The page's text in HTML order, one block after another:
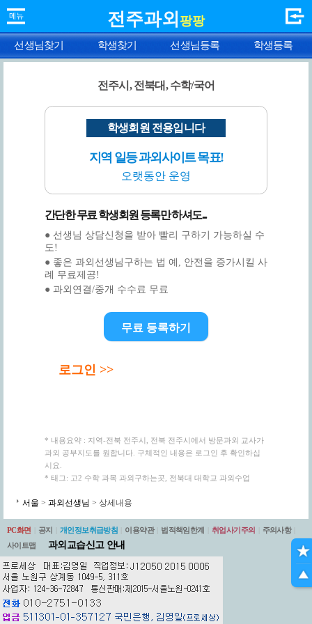
전주과외 팡팡
선생님찾기 학생찾기 선생님등록 학생등록
전주시, 전북대, 수학/국어
학생회원 전용입니다
지역 일등 과외사이트 목표!
오랫동안 운영
간단한 무료 학생회원 등록만 하셔도...
● 선생님 상담신청을 받아 빨리 구하기 가능하실 수
도!
● 좋은 과외선생님구하는 법 예, 안전을 증가시킬 사
례 무료제공!
● 과외연결/중개 수수료 무료
무료 등록하기
로그인 >>
* 내용요약 : 지역-전북 전주시, 전북 전주시에서 방문과외 교사가
과외 공부지도를 원합니다. 구체적인 내용은 로그인 후 확인하십
시요.
* 태그: 고2 수학 과목 과외구하는곳, 전북대 대학교 과외수업
서울 > 과외선생님 > 상세내용
PC화면 공지 개인정보취급방침 이용약관 법적책임한계 취업사기주의 주의사항
사이트맵
과외교습신고 안내